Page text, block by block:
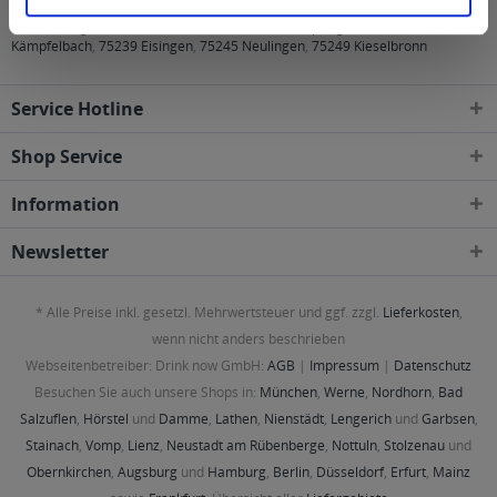
75203 Königsbach-Stein
Kämpfelbach, 75239 Eisingen, 75245 Neulingen, 75249 Kieselbronn
Service Hotline
Shop Service
Information
Newsletter
* Alle Preise inkl. gesetzl. Mehrwertsteuer und ggf. zzgl. Lieferkosten,
wenn nicht anders beschrieben
Webseitenbetreiber: Drink now GmbH: AGB | Impressum | Datenschutz
Besuchen Sie auch unsere Shops in: München, Werne, Nordhorn, Bad
Salzuflen, Hörstel und Damme, Lathen, Nienstädt, Lengerichund Garbsen,
Stainach, Vomp, Lienz, Neustadt am Rübenberge, Nottuln, Stolzenau und
Obernkirchen, Augsburg und Hamburg, Berlin, Düsseldorf, Erfurt, Mainz